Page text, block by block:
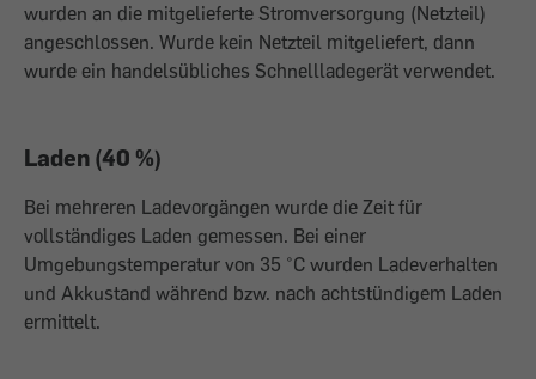
wurden an die mitgelieferte Stromversorgung (Netzteil)
angeschlossen. Wurde kein Netzteil mitgeliefert, dann
wurde ein handelsübliches Schnellladegerät verwendet.
Laden (40 %)
Bei mehreren Ladevorgängen wurde die Zeit für
vollständiges Laden gemessen. Bei einer
Umgebungstemperatur von 35 °C wurden Ladeverhalten
und Akkustand während bzw. nach achtstündigem Laden
ermittelt.